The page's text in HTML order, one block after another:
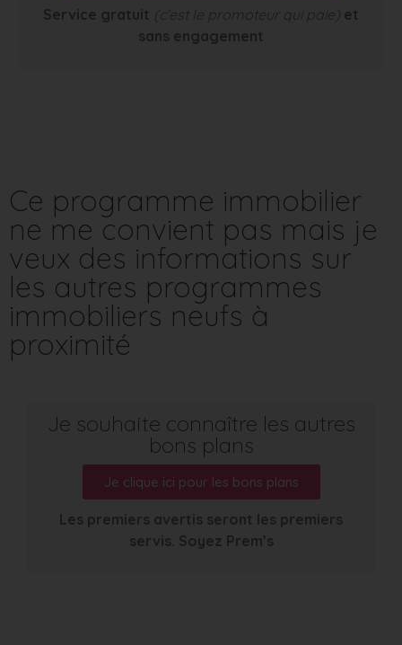
Service gratuit (c’est le promoteur qui paie) et
sans engagement
Ce programme immobilier
ne me convient pas mais je
veux des informations sur
les autres programmes
immobiliers neufs à
proximité
Je souhaite connaître les autres
bons plans
Je clique ici pour les bons plans
Les premiers avertis seront les premiers
servis. Soyez Prem’s